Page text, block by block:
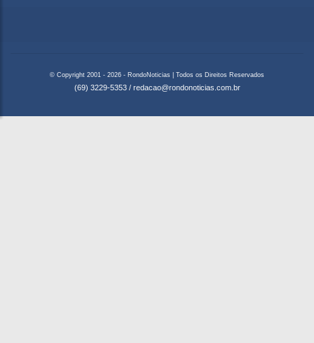
© Copyright 2001 - 2026 - RondoNoticias | Todos os Direitos Reservados
(69) 3229-5353 / redacao@rondonoticias.com.br